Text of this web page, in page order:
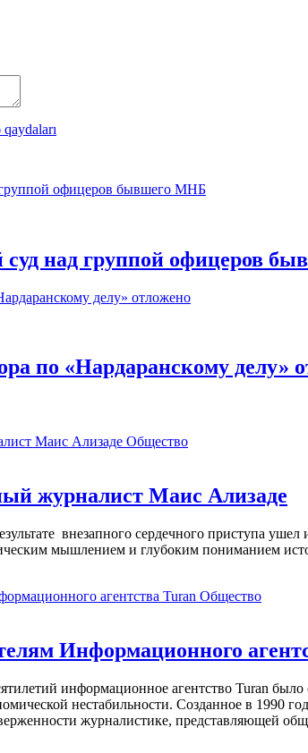
суд над группой офицеров
по «Нардаранскому делу»
Общество
журналист Маис Ализаде
внезапного сердечного приступа
мышлением и глубоким пониманием
Общество
Информационного
информационное агентство Turan
нестабильности. Созданное в 1990
журналистике, представляющей